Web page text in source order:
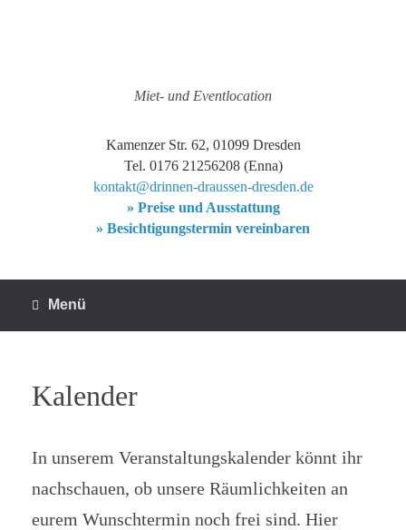
Miet- und Eventlocation
Kamenzer Str. 62, 01099 Dresden
Tel. 0176 21256208 (Enna)
kontakt@drinnen-draussen-dresden.de
» Preise und Ausstattung
» Besichtigungstermin vereinbaren
Menü
Kalender
In unserem Veranstaltungskalender könnt ihr
nachschauen, ob unsere Räumlichkeiten an
eurem Wunschtermin noch frei sind. Hier